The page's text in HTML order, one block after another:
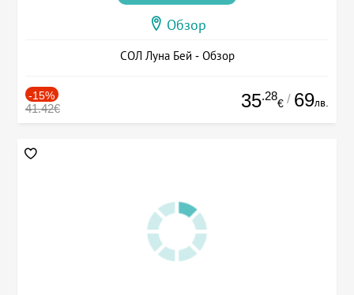
Обзор
СОЛ Луна Бей - Обзор
-15%
41.42€ 35.28
€ / 69лв.